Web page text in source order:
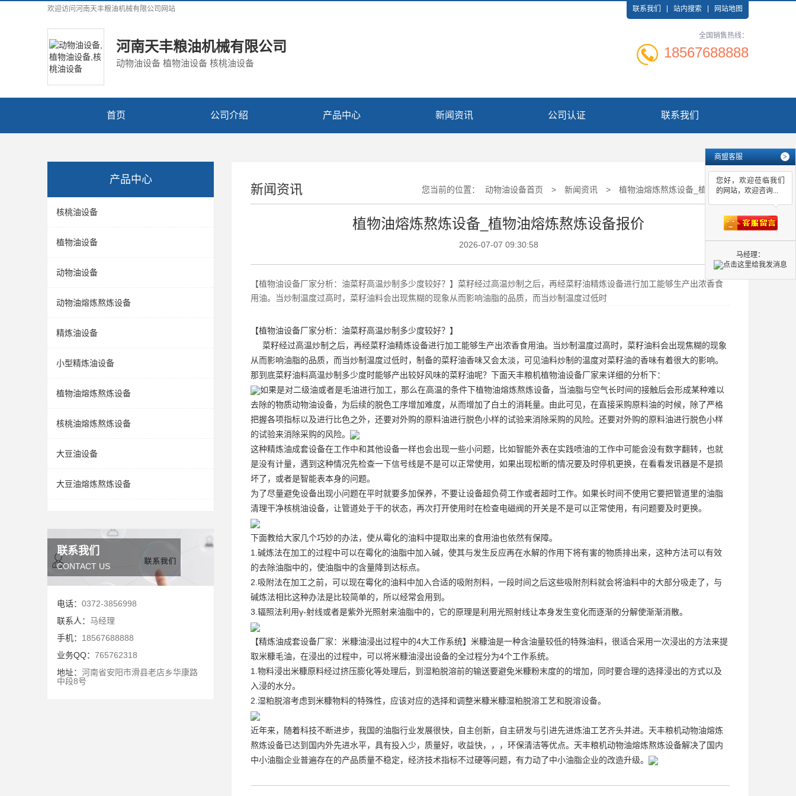
欢迎访问 河南天丰粮油机械有限公司 网站 联系我们 站内搜索 网站地图
河南天丰粮油机械有限公司
动物油设备 植物油设备 核桃油设备
全国销售热线：
18567688888
首页 公司介绍 产品中心 新闻资讯 公司认证 联系我们
产品中心
核桃油设备
植物油设备
动物油设备
动物油熔炼熬炼设备
精炼油设备
小型精炼油设备
植物油熔炼熬炼设备
核桃油熔炼熬炼设备
大豆油设备
大豆油熔炼熬炼设备
联系我们
CONTACT US
电话： 0372-3856998
联系人： 马经理
手机： 18567688888
业务QQ： 765762318
地址： 河南省安阳市滑县老店乡华康路
中段8号
新闻资讯 您当前的位置： 动物油设备首页 > 新闻资讯 > 植物油熔炼熬炼设备_植物油熔炼熬炼设备报价
植物油熔炼熬炼设备_植物油熔炼熬炼设备报价
2026-07-07 09:30:58
【植物油设备厂家分析：油菜籽高温炒制多少度较好？】菜籽经过高温炒制之后，再经菜籽油精炼设备进行加工能够生产出浓香食
用油。当炒制温度过高时，菜籽油料会出现焦糊的现象从而影响油脂的品质，而当炒制温度过低时
【植物油设备厂家分析：油菜籽高温炒制多少度较好？】
菜籽经过高温炒制之后，再经菜籽油精炼设备进行加工能够生产出浓香食用油。当炒制温度过高时，菜籽油料会出现焦糊的现象
从而影响油脂的品质，而当炒制温度过低时，制备的菜籽油香味又会太淡，可见油料炒制的温度对菜籽油的香味有着很大的影响。
那到底菜籽油料高温炒制多少度时能够产出较好风味的菜籽油呢？下面天丰粮机植物油设备厂家来详细的分析下：
如果是对二级油或者是毛油进行加工，那么在高温的条件下植物油熔炼熬炼设备，当油脂与空气长时间的接触后会形成某种难以
去除的物质动物油设备，为后续的脱色工序增加难度，从而增加了白土的消耗量。由此可见，在直接采购原料油的时候，除了严格
把握各项指标以及进行比色之外，还要对外购的原料油进行脱色小样的试验来消除采购的风险。还要对外购的原料油进行脱色小样
的试验来消除采购的风险。
这种精炼油成套设备在工作中和其他设备一样也会出现一些小问题，比如智能外表在实践喷油的工作中可能会没有数字翻转，也就
是没有计量，遇到这种情况先检查一下信号线是不是可以正常使用，如果出现松断的情况要及时停机更换，在看看发讯器是不是损
坏了，或者是智能表本身的问题。
为了尽量避免设备出现小问题在平时就要多加保养，不要让设备超负荷工作或者超时工作。如果长时间不使用它要把管道里的油脂
清理干净核桃油设备，让管道处于干的状态，再次打开使用时在检查电磁阀的开关是不是可以正常使用，有问题要及时更换。
下面教给大家几个巧妙的办法，使从霉化的油料中提取出来的食用油也依然有保障。
1.碱炼法在加工的过程中可以在霉化的油脂中加入碱，使其与发生反应再在水解的作用下将有害的物质排出来，这种方法可以有效
的去除油脂中的，使油脂中的含量降到达标点。
2.吸附法在加工之前，可以现在霉化的油料中加入合适的吸附剂料，一段时间之后这些吸附剂料就会将油料中的大部分吸走了，与
碱炼法相比这种办法是比较简单的，所以经常会用到。
3.辐照法利用γ-射线或者是紫外光照射来油脂中的，它的原理是利用光照射线让本身发生变化而逐渐的分解使渐渐消散。
【精炼油成套设备厂家：米糠油浸出过程中的4大工作系统】米糠油是一种含油量较低的特殊油料，很适合采用一次浸出的方法来提
取米糠毛油，在浸出的过程中，可以将米糠油浸出设备的全过程分为4个工作系统。
1.物料浸出米糠原料经过挤压膨化等处理后，到湿粕脱溶前的输送要避免米糠粉末度的的增加，同时要合理的选择浸出的方式以及
入浸的水分。
2.湿粕脱溶考虑到米糠物料的特殊性，应该对应的选择和调整米糠米糠湿粕脱溶工艺和脱溶设备。
近年来，随着科技不断进步，我国的油脂行业发展很快，自主创新，自主研发与引进先进炼油工艺齐头并进。天丰粮机动物油熔炼
熬炼设备已达到国内外先进水平，具有投入少，质量好，收益快，，，环保清洁等优点。天丰粮机动物油熔炼熬炼设备解决了国内
中小油脂企业普遍存在的产品质量不稳定，经济技术指标不过硬等问题，有力动了中小油脂企业的改造升级。
商盟客服 >
您好，欢迎莅临我们
的网站，欢迎咨询...
马经理：